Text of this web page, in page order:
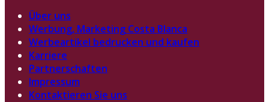
Über uns
Werbung, Marketing Costa Blanca
Werbeartikel bedrucken und kaufen
Karriere
Partnerschaften
Impressum
Kontaktieren Sie uns